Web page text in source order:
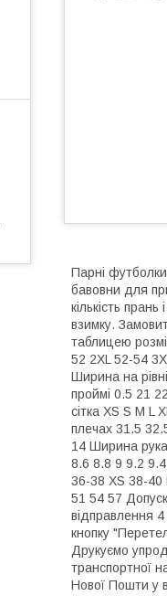
Парні
бавовни для
кількість
взимку.
таблицею
52 2XL 52-54
Ширина на
проймі 0.5 21
сітка XS S M
плечах 31.5
14 Ширина
8.6 8.8 9 9.2
36-38 XS 38-
51 54 57
відправлення
кнопку
Друкуємо
транспортної
Нової Пошти у